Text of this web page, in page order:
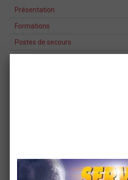
Présentation
Formations
Postes de secours